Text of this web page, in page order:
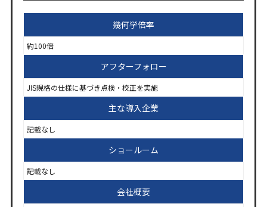
幾何学倍率
約100倍
アフターフォロー
JIS規格の仕様に基づき点検・校正を実施
主な導入企業
記載なし
ショールーム
記載なし
会社概要